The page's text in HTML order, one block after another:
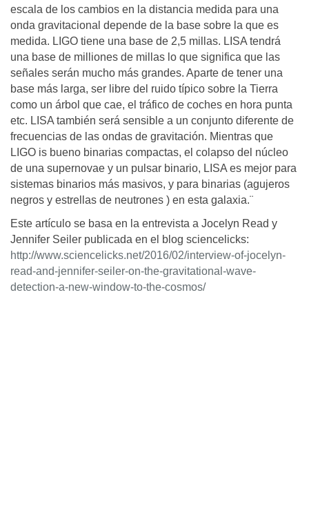
escala de los cambios en la distancia medida para una
onda gravitacional depende de la base sobre la que es
medida. LIGO tiene una base de 2,5 millas. LISA tendrá
una base de milliones de millas lo que significa que las
señales serán mucho más grandes. Aparte de tener una
base más larga, ser libre del ruido típico sobre la Tierra
como un árbol que cae, el tráfico de coches en hora punta
etc. LISA también será sensible a un conjunto diferente de
frecuencias de las ondas de gravitación. Mientras que
LIGO is bueno binarias compactas, el colapso del núcleo
de una supernovae y un pulsar binario, LISA es mejor para
sistemas binarios más masivos, y para binarias (agujeros
negros y estrellas de neutrones ) en esta galaxia.¨
Este artículo se basa en la entrevista a Jocelyn Read y
Jennifer Seiler publicada en el blog sciencelicks:
http://www.sciencelicks.net/2016/02/interview-of-jocelyn-
read-and-jennifer-seiler-on-the-gravitational-wave-
detection-a-new-window-to-the-cosmos/